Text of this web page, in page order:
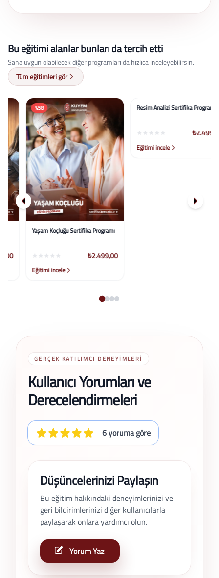
Bu eğitimi alanlar bunları da tercih etti
Sana uygun olabilecek diğer programları da hızlıca inceleyebilirsin.
Tüm eğitimleri gör
%58
Yaşam Koçluğu Sertifika Programı
₺2.499,00
Eğitimi incele
GERÇEK KATILIMCI DENEYIMLERI
Kullanıcı Yorumları ve
Derecelendirmeleri
6 yoruma göre
Düşüncelerinizi Paylaşın
Bu eğitim hakkındaki deneyimlerinizi ve
geri bildirimlerinizi diğer kullanıcılarla
paylaşarak onlara yardımcı olun.
Yorum Yaz